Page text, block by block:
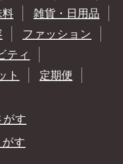
料
雑貨・日用品
ファッション
ティ
ト
定期便
がす
す